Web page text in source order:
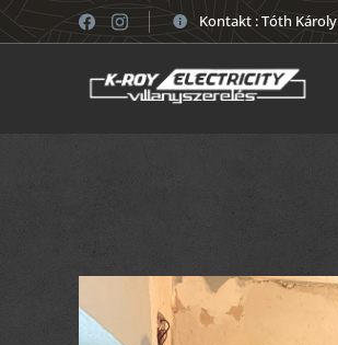
Kontakt : Tóth Károly